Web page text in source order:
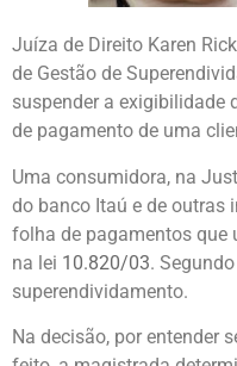
Juíza de Direito Karen
de Gestão de
suspender a exigibilidade
de pagamento de uma
Uma consumidora, na
do banco Itaú e de outras
folha de pagamentos
na lei 10.820/03.
superendividamento.
Na decisão, por entender